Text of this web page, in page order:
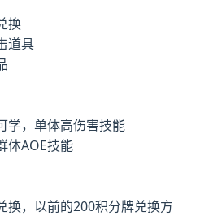
换
道具
学，单体高伤害技能
体AOE技能
换，以前的200积分牌兑换方